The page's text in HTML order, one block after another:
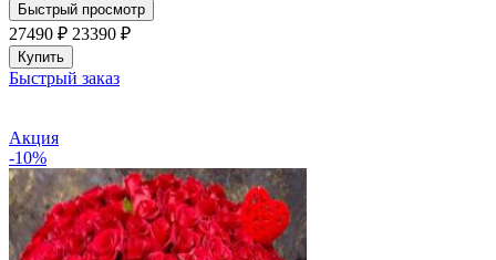
Быстрый просмотр
27490 ₽ 23390 ₽
Купить
Быстрый заказ
Акция
-10%